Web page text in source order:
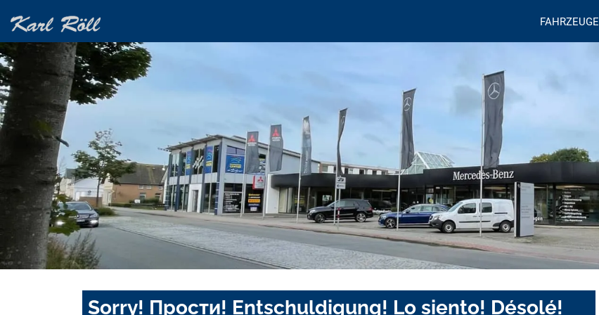
FAHRZEUGE
Sorry! Прости! Entschuldigung! Lo siento! Désolé!